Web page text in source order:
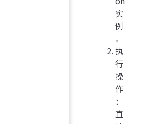
实
例
。
执
行
操
作
：
直